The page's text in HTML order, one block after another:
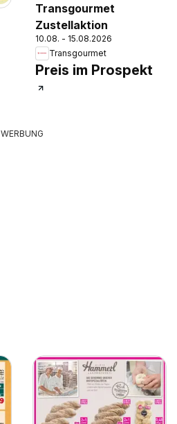
Transgourmet
Zustellaktion
10.08. - 15.08.2026
Transgourmet
Preis im Prospekt
WERBUNG